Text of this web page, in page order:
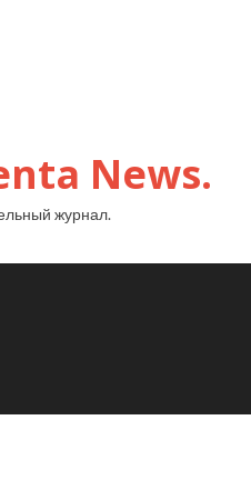
News.
журнал.